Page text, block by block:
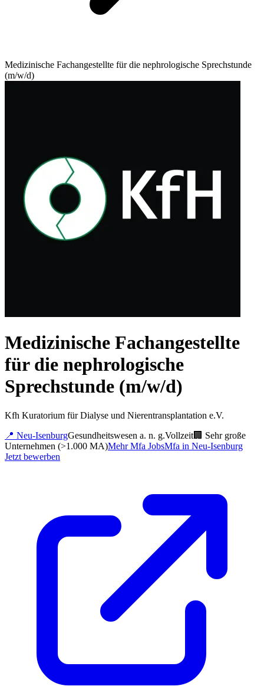
Medizinische Fachangestellte für die nephrologische Sprechstunde
(m/w/d)
Medizinische Fachangestellte
für die nephrologische
Sprechstunde (m/w/d)
Kfh Kuratorium für Dialyse und Nierentransplantation e.V.
📍 Neu-IsenburgGesundheitswesen a. n. g.Vollzeit🏢 Sehr große
Unternehmen (>1.000 MA)MehrMfa JobsMfa in Neu-Isenburg
Jetzt bewerben